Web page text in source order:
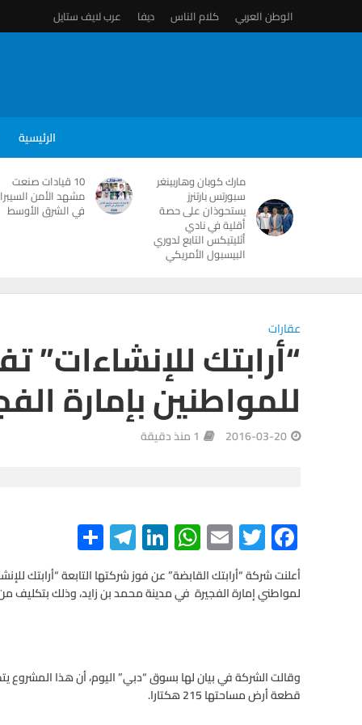
الوطن العربي كلام الناس ديفا عرب لايف ستايل
الرئيسية
مارك كوبان وهاربينغر
سبورتس بارتنرز
يستحوذان على حصة
أقلية في نادي
أثليتيكس التابع لدوري
البيسبول الأمريكي
10 قيادات صنعت
مشهد الأمن
في الشرق الأوسط
عقارات
للمواطنين بإمارة
2016-03-20 1 منذ دقيقة
F
ac
e
b
o
k
T
wi
tt
er
E
m
ail
W
h
at
s
p
p
Li
n
ke
Te
le
gr
a
S
h
ar
e
لمواطني إمارة الفجيرة في مدينة محمد بن زايد، وذلك بتكليف
قطعة أرض مساحتها 215 هكتارا.